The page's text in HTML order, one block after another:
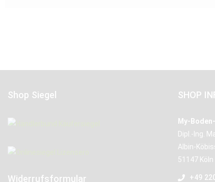
Shop Siegel
Widerrufsformular
SHOP
My-
Dipl.-Ing.
Albin-
51147 Köln
+49